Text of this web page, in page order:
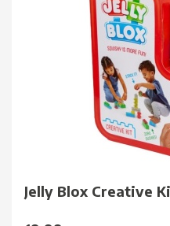
Jelly Blox Creative